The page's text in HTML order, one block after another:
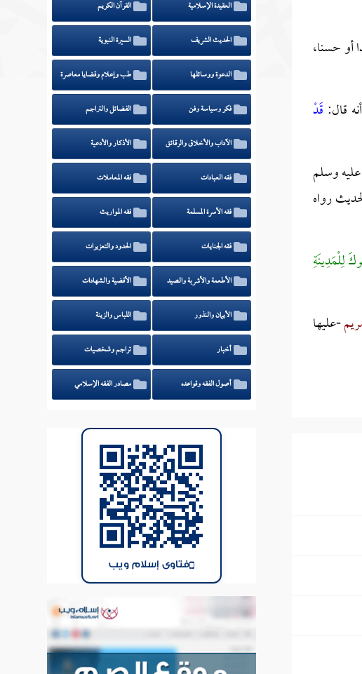
أو حسنا،
قال: قَدْ
وسلم
رواه
لِلْمَدِينَةِ
-عليها
العقيدة الإسلامية القرآن الكريم
الحديث الشريف السيرة النبوية
الدعوة ووسائلها طب وإعلام وقضايا معاصرة
فكر وسياسة وفن الفضائل والتراجم
الآداب والأخلاق والرقائق الأذكار والأدعية
فقه العبادات فقه المعاملات
فقه الأسرة المسلمة فقه المواريث
فقه الجنايات الحدود والتعزيرات
الأطعمة والأشربة والصيد الأقضية والشهادات
الأيمان والنذور اللباس والزينة
أخبار تراجم وشخصيات
أصول الفقه وقواعده مصادر الفقه الإسلامي
فتاوى إسلام ويب